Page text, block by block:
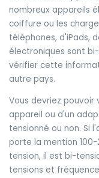
nombreux appareils
coiffure ou les
téléphones, d'iPads,
électroniques sont
vérifier cette
autre pays.
Vous devriez
appareil ou d'un
tensionné ou non. Si
porte la mention
tension, il est bi-
tensions et